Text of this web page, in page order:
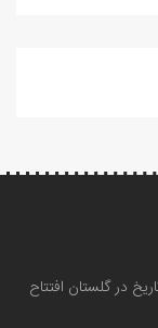
در گلستان افتتاح